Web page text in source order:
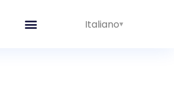
Italiano